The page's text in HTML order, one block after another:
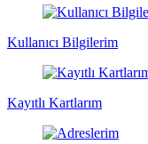
Kullanıcı Bilgilerim
Kayıtlı Kartlarım